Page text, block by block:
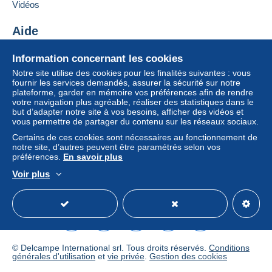
Si les conditions de vente du vendeur comportent
considérer comme nulles et non avenues. Les
conditions de paiement du site Delcampe, telles
que définies dans les
conditions d’utilisation
Les achats doivent être payés dans les14 jours
suivant la réception du décompte final de la part du
vendeur.
Droit de rétractation|Frais de retour à charge de
l’acheteur.
Pour connaître les délais de retour et de
remboursement du lot, consultez les
générales d’utilisation
NB. NON EFFETTUARE IL
PAGAMENTO PRIMA DI AVER
Information concernant les cookies
Notre site utilise des cookies pour les finalités suivantes : vous
fournir les services demandés, assurer la sécurité sur notre
plateforme, garder en mémoire vos préférences afin de rendre
votre navigation plus agréable, réaliser des statistiques dans le
but d’adapter notre site à vos besoins, afficher des vidéos et
vous permettre de partager du contenu sur les réseaux sociaux.
Certains de ces cookies sont nécessaires au fonctionnement de
notre site, d’autres peuvent être paramétrés selon vos
préférences. En savoir plus
Voir plus
Vidéos
Aide
Acheter sur Delcampe
Vendre sur Delcampe
Un site sécurisé
© Delcampe International srl. Tous droits réservés. Conditions
générales d'utilisation et vie privée. Gestion des cookies